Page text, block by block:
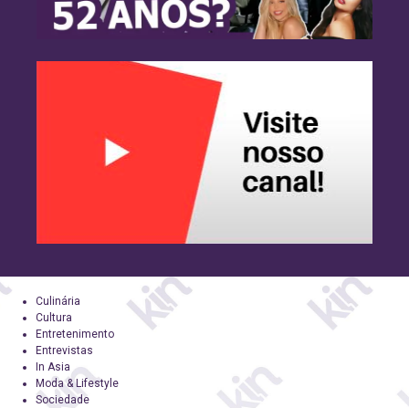
Culinária
Cultura
Entretenimento
Entrevistas
In Asia
Moda & Lifestyle
Sociedade